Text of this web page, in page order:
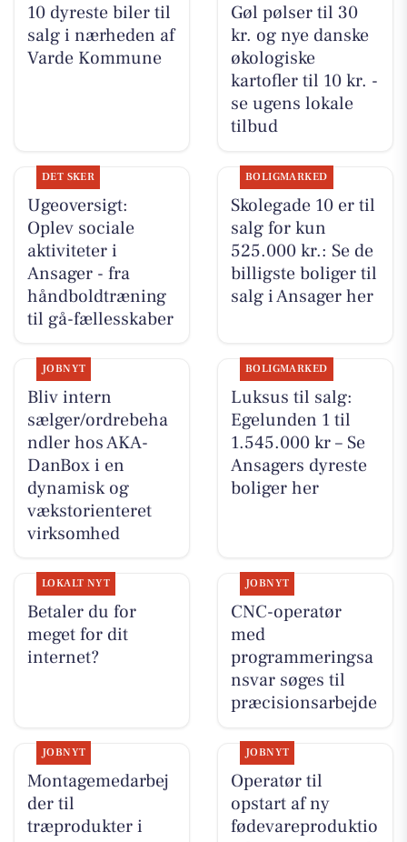
10 dyreste biler til
salg i nærheden af
Varde Kommune
Gøl pølser til 30
kr. og nye danske
økologiske
kartofler til 10 kr. -
se ugens lokale
tilbud
DET SKER
Ugeoversigt:
Oplev sociale
aktiviteter i
Ansager - fra
håndboldtræning
til gå-fællesskaber
BOLIGMARKED
Skolegade 10 er til
salg for kun
525.000 kr.: Se de
billigste boliger til
salg i Ansager her
JOBNYT
Bliv intern
sælger/ordrebeha
ndler hos AKA-
DanBox i en
dynamisk og
vækstorienteret
virksomhed
BOLIGMARKED
Luksus til salg:
Egelunden 1 til
1.545.000 kr – Se
Ansagers dyreste
boliger her
LOKALT NYT
Betaler du for
meget for dit
internet?
JOBNYT
CNC-operatør
med
programmeringsa
nsvar søges til
præcisionsarbejde
JOBNYT
Montagemedarbej
der til
træprodukter i
JOBNYT
Operatør til
opstart af ny
fødevareproduktio